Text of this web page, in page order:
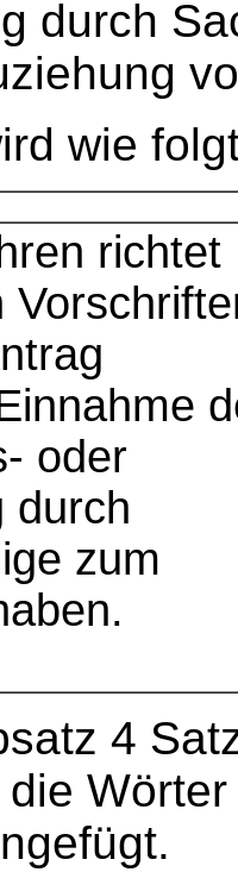
durch
wie
richtet
oder
durch
zum
4